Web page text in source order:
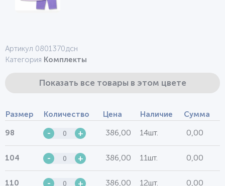
Артикул 0801370дсн
Категория Комплекты
Показать все товары в этом цвете
Размер Количество Цена Наличие Сумма
98 - + 386,00 14шт. 0,00
104 - + 386,00 11шт. 0,00
110 - + 386,00 12шт. 0,00